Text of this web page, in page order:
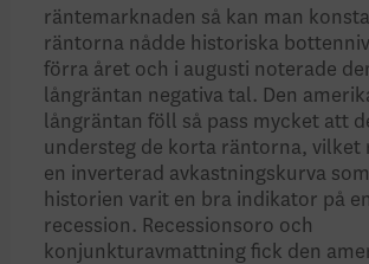
räntemarknaden så kan man
räntorna nådde historiska
förra året och i augusti noterade
långräntan negativa tal. Den
långräntan föll så pass mycket att
understeg de korta räntorna, vilket
en inverterad avkastningskurva
historien varit en bra indikator på
recession. Recessionsoro och
konjunkturavmattning fick den